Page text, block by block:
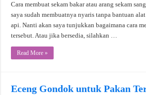
Cara membuat sekam bakar atau arang sekam
saya sudah membuatnya nyaris tanpa bantuan
api. Nanti akan saya tunjukkan bagaimana cara
tersebut. Atau jika bersedia, silahkan …
Read More »
Eceng Gondok untuk Pakan